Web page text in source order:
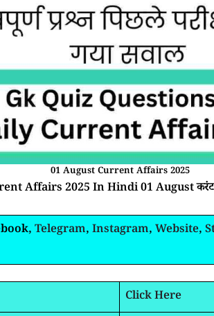
01 August Current Affairs 2025
Affairs 2025 In Hindi 01 August करंट
Telegram, Instagram, Website,
Click Here